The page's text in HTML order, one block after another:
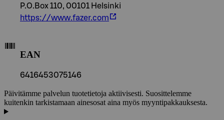
P.O.Box 110, 00101 Helsinki
https://www.fazer.com
EAN
6416453075146
Päivitämme palvelun tuotetietoja aktiivisesti. Suosittelemme
kuitenkin tarkistamaan ainesosat aina myös myyntipakkauksesta.